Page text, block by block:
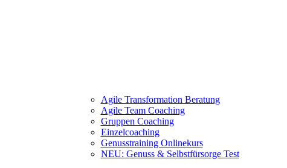
Agile Transformation Beratung
Agile Team Coaching
Gruppen Coaching
Einzelcoaching
Genusstraining Onlinekurs
NEU: Genuss & Selbstfürsorge Test